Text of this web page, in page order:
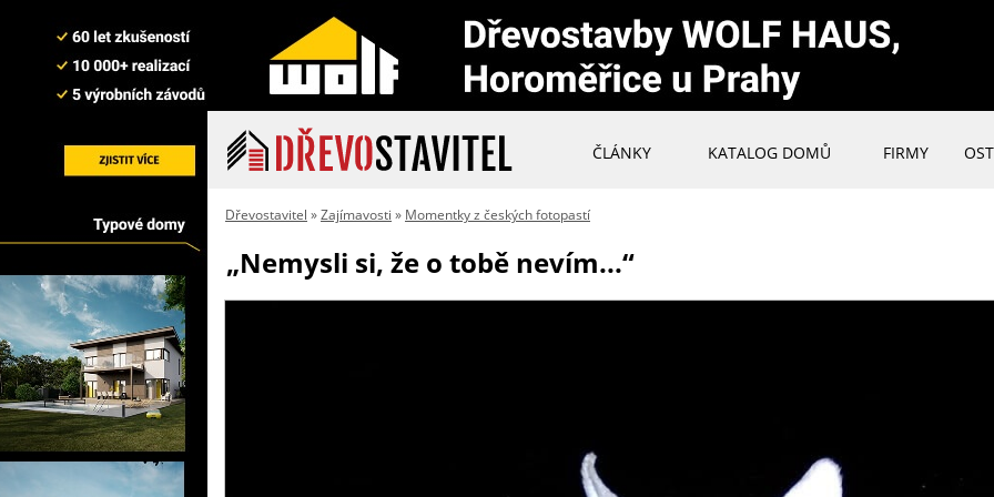
ČLÁNKY KATALOG DOMŮ FIRMY
Dřevostavitel »Zajímavosti » Momentky z českých fotopastí
„Nemysli si, že o tobě nevím...“